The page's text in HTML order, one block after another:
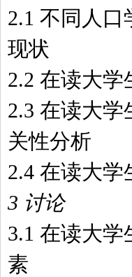
2.1 不同人
现状
2.2 在读大
2.3 在读大
关性分析
2.4 在读大
3 讨论
3.1 在读大
素